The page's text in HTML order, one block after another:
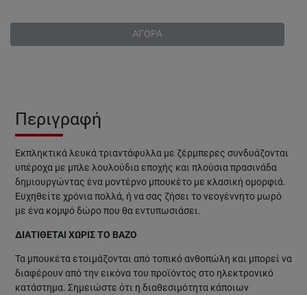
ΑΓΟΡΑ
Περιγραφή
Εκπληκτικά λευκά τριαντάφυλλα με ζέρμπερες συνδυάζονται
υπέροχα με μπλε λουλούδια εποχής και πλούσια πρασινάδα
δημιουργώντας ένα μοντέρνο μπουκέτο με κλασική ομορφιά.
Ευχηθείτε χρόνια πολλά, ή να σας ζήσει το νεογέννητο μωρό
με ένα κομψό δώρο που θα εντυπωσιάσει.
ΔΙΑΤΙΘΕΤΑΙ ΧΩΡΙΣ ΤΟ ΒΑΖΟ
Τα μπουκέτα ετοιμάζονται από τοπικό ανθοπώλη και μπορεί να
διαφέρουν από την εικόνα του προϊόντος στο ηλεκτρονικό
κατάστημα. Σημειώστε ότι η διαθεσιμότητα κάποιων